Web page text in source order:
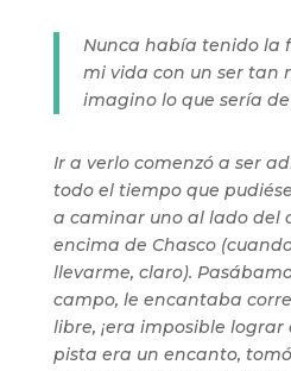
Nunca había tenido la
mi vida con un ser tan
imagino lo que sería
Ir a verlo comenzó a ser
todo el tiempo que
a caminar uno al lado del
encima de Chasco
llevarme, claro).
campo, le encantaba
libre, ¡era imposible lograr
pista era un encanto,